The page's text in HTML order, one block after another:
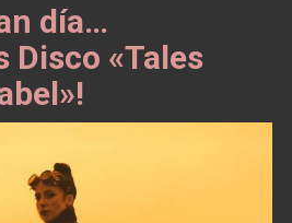
día…
Disco «Tales